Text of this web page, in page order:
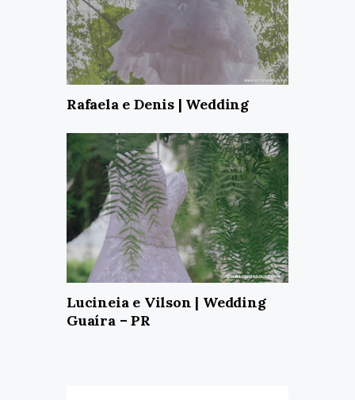
Rafaela e Denis | Wedding
Lucineia e Vilson | Wedding
Guaíra – PR